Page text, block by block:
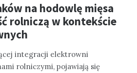
na hodowlę mięsa
rolniczą w kontekście
integracji elektrowni
rolniczymi, pojawiają się